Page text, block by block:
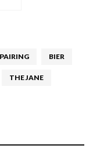
BIER
THE JANE